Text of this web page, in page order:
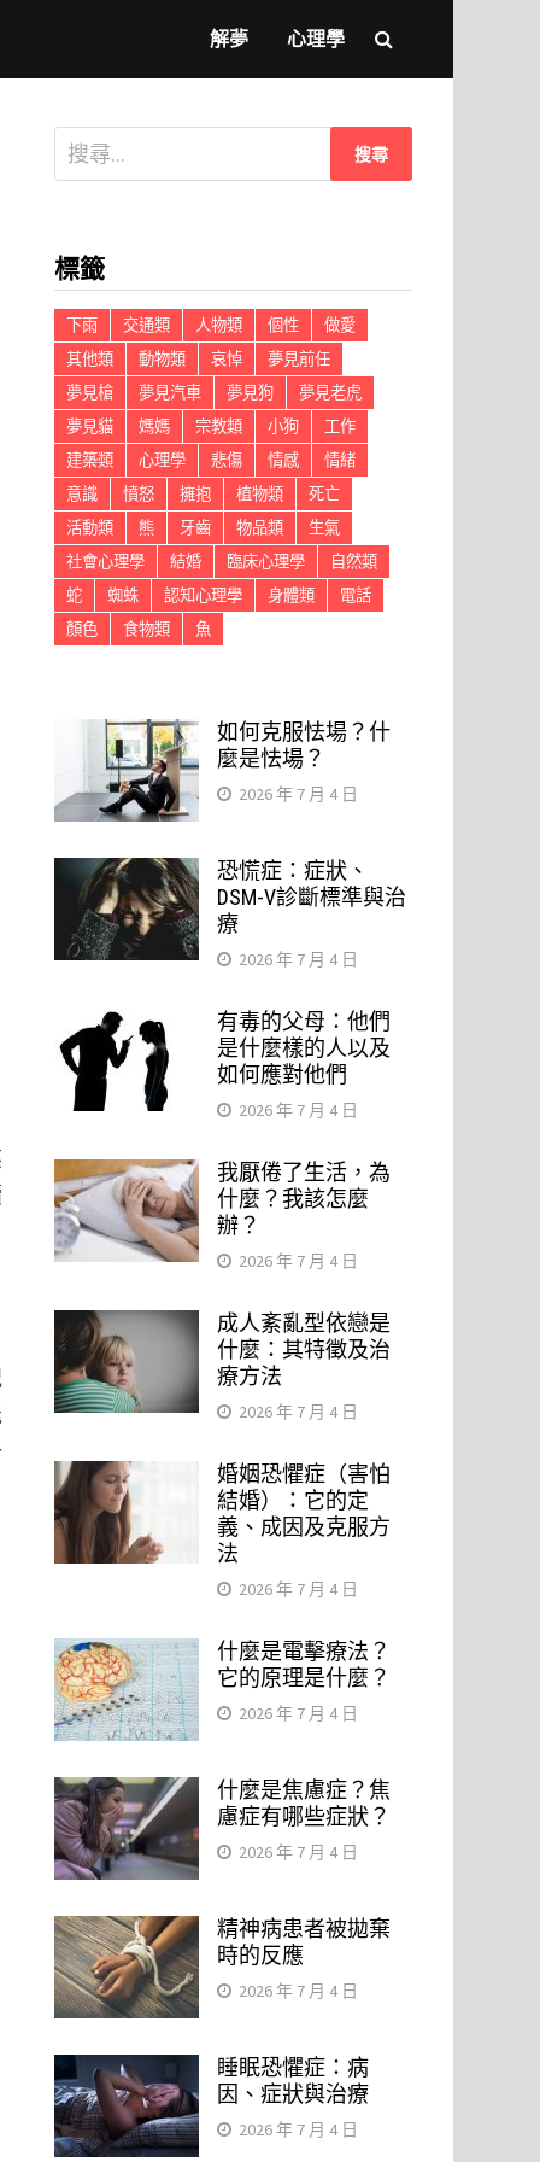
解夢 心理學
搜
尋
字:
標籤
下雨 交通類 人物類 個性
做愛
其他類
動物類 哀悼
夢見前任
夢見槍
夢見汽車 夢見狗
夢見老虎
夢見貓
媽媽 宗教類 小狗
工作
建築類
心理學 悲傷 情感
情緒
意識
憤怒 擁抱 植物類
死亡
活動類
熊 牙齒 物品類
生氣
社會心理學
結婚 臨床心理學
自然類
蛇
蜘蛛 認知心理學 身體類
電話
顏色
食物類 魚
如何克服怯場？什
麼是怯場？
2026 年 7 月 4 日
恐慌症：症狀、
DSM-V診斷標準與治
療
2026 年 7 月 4 日
有毒的父母：他們
是什麼樣的人以及
如何應對他們
2026 年 7 月 4 日
我厭倦了生活，為
什麼？我該怎麼
辦？
2026 年 7 月 4 日
成人紊亂型依戀是
什麼：其特徵及治
療方法
2026 年 7 月 4 日
婚姻恐懼症（害怕
結婚）：它的定
義、成因及克服方
法
2026 年 7 月 4 日
什麼是電擊療法？
它的原理是什麼？
2026 年 7 月 4 日
什麼是焦慮症？焦
慮症有哪些症狀？
2026 年 7 月 4 日
精神病患者被拋棄
時的反應
2026 年 7 月 4 日
睡眠恐懼症：病
因、症狀與治療
2026 年 7 月 4 日